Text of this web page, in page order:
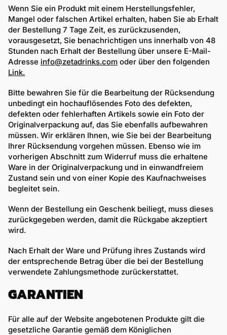
Wenn Sie ein Produkt mit einem Herstellungsfehler,
Mangel oder falschen Artikel erhalten, haben Sie ab Erhalt
der Bestellung 7 Tage Zeit, es zurückzusenden,
vorausgesetzt, Sie benachrichtigen uns innerhalb von 48
Stunden nach Erhalt der Bestellung über unsere E-Mail-
Adresse info@zetadrinks.com oder über den folgenden
Link.
Bitte bewahren Sie für die Bearbeitung der Rücksendung
unbedingt ein hochauflösendes Foto des defekten,
defekten oder fehlerhaften Artikels sowie ein Foto der
Originalverpackung auf, das Sie ebenfalls aufbewahren
müssen. Wir erklären Ihnen, wie Sie bei der Bearbeitung
Ihrer Rücksendung vorgehen müssen. Ebenso wie im
vorherigen Abschnitt zum Widerruf muss die erhaltene
Ware in der Originalverpackung und in einwandfreiem
Zustand sein und von einer Kopie des Kaufnachweises
begleitet sein.
Wenn der Bestellung ein Geschenk beiliegt, muss dieses
zurückgegeben werden, damit die Rückgabe akzeptiert
wird.
Nach Erhalt der Ware und Prüfung ihres Zustands wird
der entsprechende Betrag über die bei der Bestellung
verwendete Zahlungsmethode zurückerstattet.
GARANTIEN
Für alle auf der Website angebotenen Produkte gilt die
gesetzliche Garantie gemäß dem Königlichen